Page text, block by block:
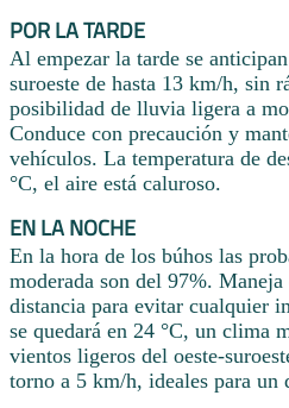
POR LA TARDE
Al empezar la tarde se
suroeste de hasta 13 km/h, sin
posibilidad de lluvia ligera a
Conduce con precaución y
vehículos. La temperatura de
°C, el aire está caluroso.
EN LA NOCHE
En la hora de los búhos las
moderada son del 97%.
distancia para evitar cualquier
se quedará en 24 °C, un clima
vientos ligeros del oeste-
torno a 5 km/h, ideales para un